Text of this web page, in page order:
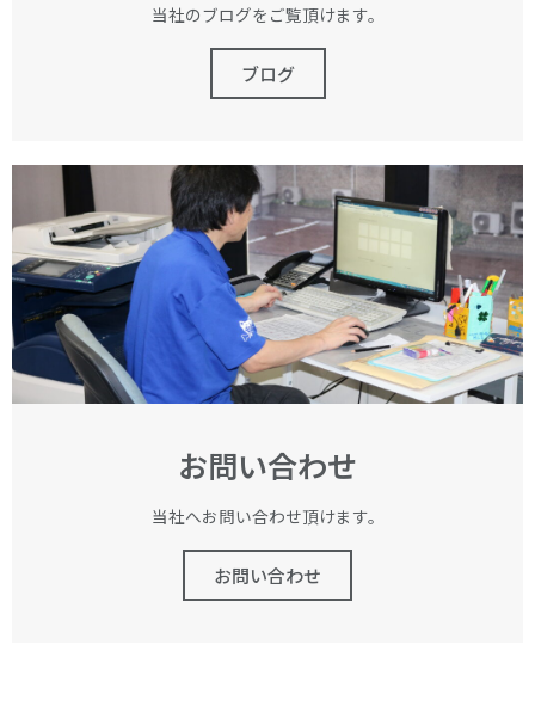
当社のブログをご覧頂けます。
ブログ
お問い合わせ
当社へお問い合わせ頂けます。
お問い合わせ